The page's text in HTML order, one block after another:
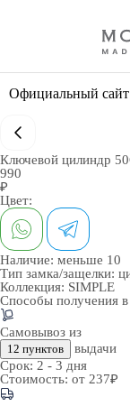
Официальный
Ключевой цилиндр
990
₽
Цвет:
Наличие: меньше 10
Тип замка/защелки:
Коллекция: SIMPLE
Способы получения в
Самовывоз из
12 пунктов
выдачи
Срок: 2 - 3 дня
Стоимость: от 237₽